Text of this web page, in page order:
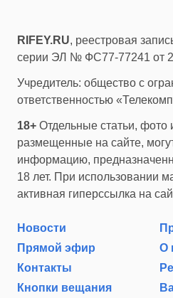
RIFEY.RU, реестровая
серии ЭЛ № ФС77-77241 от
Учредитель: общество с
ответственностью
18+ Отдельные статьи,
размещенные на сайте,
информацию,
18 лет. При использовании
активная гиперссылка на
Новости
Прямой эфир
О
Контакты
Кнопки вещания